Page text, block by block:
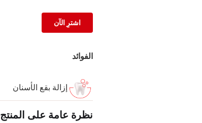
اشترِ الآن
الفوائد
إزالة بقع الأسنان
نظرة عامة على المنتج